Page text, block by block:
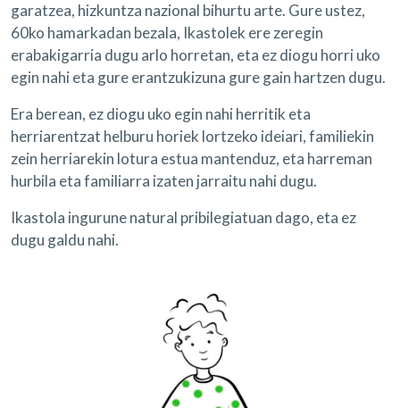
garatzea, hizkuntza nazional bihurtu arte. Gure ustez,
60ko hamarkadan bezala, Ikastolek ere zeregin
erabakigarria dugu arlo horretan, eta ez diogu horri uko
egin nahi eta gure erantzukizuna gure gain hartzen dugu.
Era berean, ez diogu uko egin nahi herritik eta
herriarentzat helburu horiek lortzeko ideiari, familiekin
zein herriarekin lotura estua mantenduz, eta harreman
hurbila eta familiarra izaten jarraitu nahi dugu.
Ikastola ingurune natural pribilegiatuan dago, eta ez
dugu galdu nahi.